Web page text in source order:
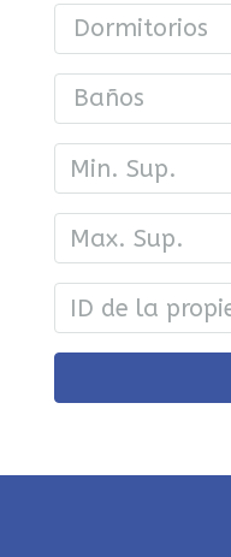
Dormitorios
Baños